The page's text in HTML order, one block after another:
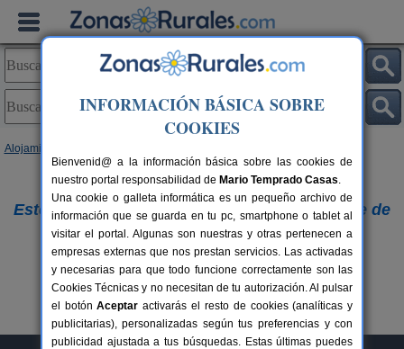
Alojamientos
Lo sentimos,
Este alojamiento ya no figura en nuestra base de
datos.
Buscar otros alojamientos
INFORMACIÓN BÁSICA SOBRE
COOKIES
Bienvenid@ a la información básica sobre las cookies de
nuestro portal responsabilidad de Mario Temprado Casas.
Una cookie o galleta informática es un pequeño archivo de
información que se guarda en tu pc, smartphone o tablet al
visitar el portal. Algunas son nuestras y otras pertenecen a
empresas externas que nos prestan servicios. Las activadas
y necesarias para que todo funcione correctamente son las
Cookies Técnicas y no necesitan de tu autorización. Al pulsar
el botónAceptar activarás el resto de cookies (analíticas y
publicitarias), personalizadas según tus preferencias y con
publicidad ajustada a tus búsquedas. Estas últimas puedes